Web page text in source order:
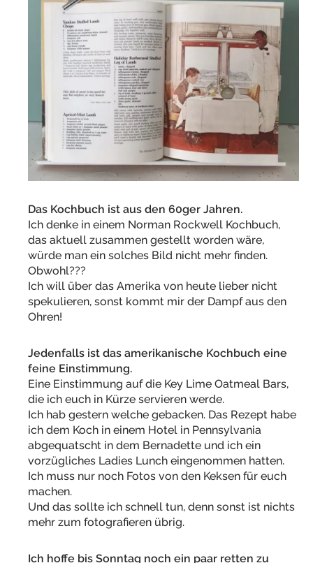
Das Kochbuch ist aus den 60ger Jahren.
Ich denke in einem Norman Rockwell Kochbuch,
das aktuell zusammen gestellt worden wäre,
würde man ein solches Bild nicht mehr finden.
Obwohl???
Ich will über das Amerika von heute lieber nicht
spekulieren, sonst kommt mir der Dampf aus den
Ohren!
Jedenfalls ist das amerikanische Kochbuch eine
feine Einstimmung.
Eine Einstimmung auf die Key Lime Oatmeal Bars,
die ich euch in Kürze servieren werde.
Ich hab gestern welche gebacken. Das Rezept habe
ich dem Koch in einem Hotel in Pennsylvania
abgequatscht in dem Bernadette und ich ein
vorzügliches Ladies Lunch eingenommen hatten.
Ich muss nur noch Fotos von den Keksen für euch
machen.
Und das sollte ich schnell tun, denn sonst ist nichts
mehr zum fotografieren übrig.
Ich hoffe bis Sonntag noch ein paar retten zu